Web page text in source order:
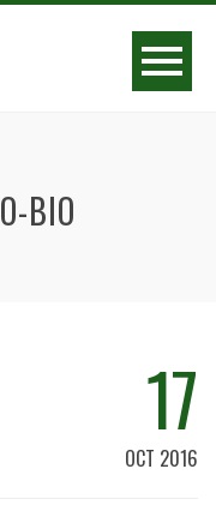
BIO
17
OCT 2016